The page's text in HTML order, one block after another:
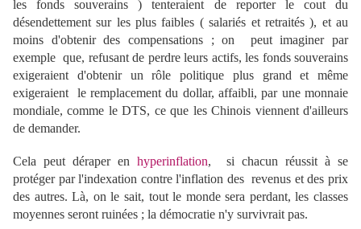
les fonds souverains ) tenteraient de reporter le cout du
désendettement sur les plus faibles ( salariés et retraités ), et au
moins d'obtenir des compensations ; on peut imaginer par
exemple que, refusant de perdre leurs actifs, les fonds souverains
exigeraient d'obtenir un rôle politique plus grand et même
exigeraient le remplacement du dollar, affaibli, par une monnaie
mondiale, comme le DTS, ce que les Chinois viennent d'ailleurs
de demander.
Cela peut déraper enhyperinflation, si chacun réussit à se
protéger par l'indexation contre l'inflation des revenus et des prix
des autres. Là, on le sait, tout le monde sera perdant, les classes
moyennes seront ruinées ; la démocratie n'y survivrait pas.